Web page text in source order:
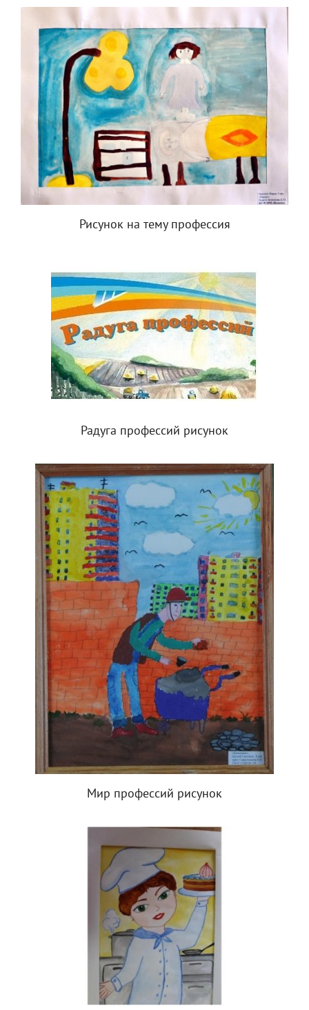
Рисунок на тему профессия
Радуга профессий рисунок
Мир профессий рисунок